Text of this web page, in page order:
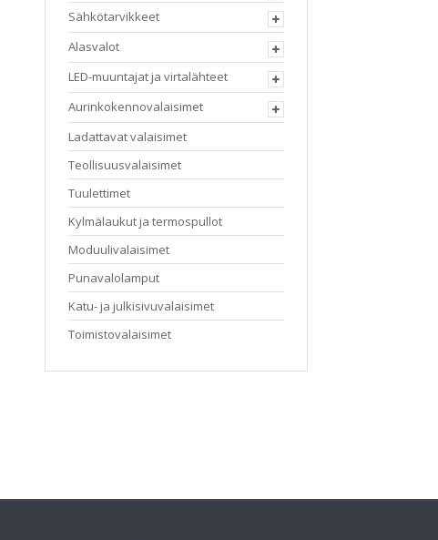
Sähkötarvikkeet
Alasvalot
LED-muuntajat ja virtalähteet
Aurinkokennovalaisimet
Ladattavat valaisimet
Teollisuusvalaisimet
Tuulettimet
Kylmälaukut ja termospullot
Moduulivalaisimet
Punavalolamput
Katu- ja julkisivuvalaisimet
Toimistovalaisimet